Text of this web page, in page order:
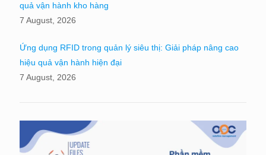
quả vận hành kho hàng
7 August, 2026
Ứng dụng RFID trong quản lý siêu thị: Giải pháp nâng cao
hiệu quả vận hành hiện đại
7 August, 2026